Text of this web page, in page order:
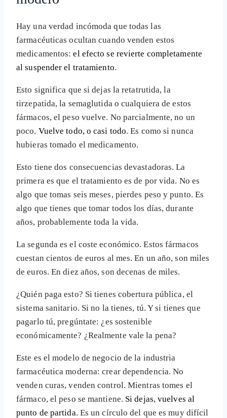
Hay una verdad incómoda que todas las
farmacéuticas ocultan cuando venden estos
medicamentos:el efecto se revierte completamente
al suspender el tratamiento.
Esto significa que si dejas la retatrutida, la
tirzepatida, la semaglutida o cualquiera de estos
fármacos, el peso vuelve. No parcialmente, no un
poco. Vuelve todo, o casi todo. Es como si nunca
hubieras tomado el medicamento.
Esto tiene dos consecuencias devastadoras. La
primera es que el tratamiento es de por vida. No es
algo que tomas seis meses, pierdes peso y punto. Es
algo que tienes que tomar todos los días, durante
años, probablemente toda la vida.
La segunda es el coste económico. Estos fármacos
cuestan cientos de euros al mes. En un año, son miles
de euros. En diez años, son decenas de miles.
¿Quién paga esto? Si tienes cobertura pública, el
sistema sanitario. Si no la tienes, tú. Y si tienes que
pagarlo tú, pregúntate: ¿es sostenible
económicamente? ¿Realmente vale la pena?
Este es el modelo de negocio de la industria
farmacéutica moderna: crear dependencia. No
venden curas, venden control. Mientras tomes el
fármaco, el peso se mantiene. Si dejas, vuelves al
punto de partida. Es un círculo del que es muy difícil